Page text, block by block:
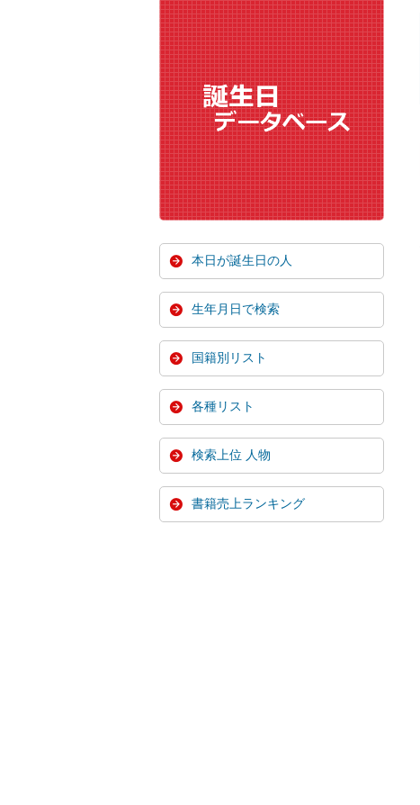
本日が誕生日の人
生年月日で検索
国籍別リスト
各種リスト
検索上位 人物
書籍売上ランキング